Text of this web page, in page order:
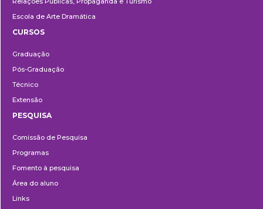
Escola de Arte Dramática
CURSOS
Graduação
Pós-Graduação
Técnico
Extensão
PESQUISA
Comissão de Pesquisa
Programas
Fomento à pesquisa
Área do aluno
Links